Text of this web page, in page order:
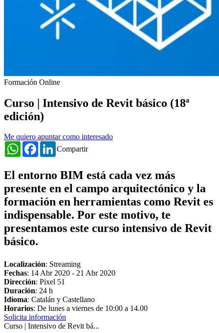
Formación Online
Curso | Intensivo de Revit básico (18ª
edición)
Me quiero apuntar como interesado
Compartir
WhatsAppFacebookLinkedIn
El entorno BIM está cada vez más
presente en el campo arquitectónico y la
formación en herramientas como Revit es
indispensable. Por este motivo, te
presentamos este curso intensivo de Revit
básico.
Localización: Streaming
Fechas: 14 Abr 2020 - 21 Abr 2020
Dirección: Pixel 51
Duración: 24 h
Idioma: Catalán y Castellano
Horarios: De lunes a viernes de 10:00 a 14.00
Solicita información
Curso | Intensivo de Revit bá...